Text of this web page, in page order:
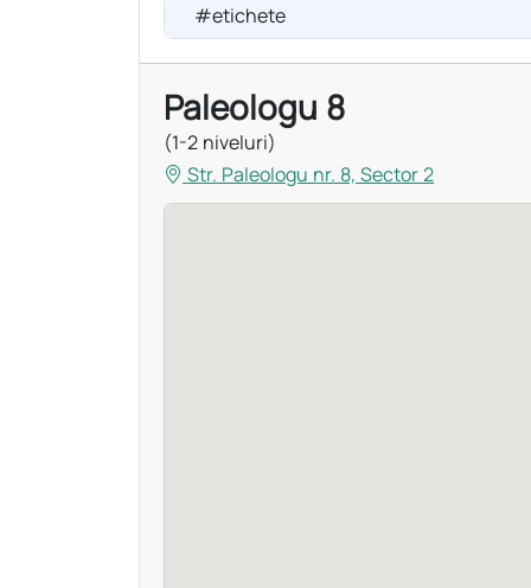
#etichete
Paleologu 8
(1-2 niveluri)
Str. Paleologu nr. 8, Sector 2